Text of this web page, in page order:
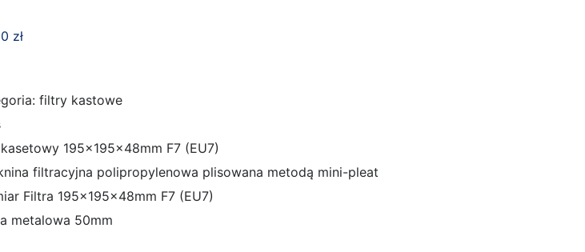
zł
filtry kastowe
195x195x48mm F7 (EU7)
filtracyjna polipropylenowa plisowana metodą mini-pleat
Filtra 195x195x48mm F7 (EU7)
metalowa 50mm